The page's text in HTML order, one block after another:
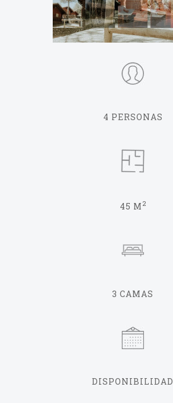
4 PERSONAS
45 M 2
3 CAMAS
DISPONIBILIDAD